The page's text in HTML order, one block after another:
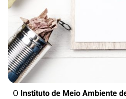
O Instituto de Meio Ambiente